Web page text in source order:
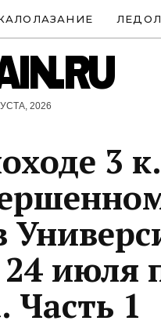
2026
3
июля
Часть 1